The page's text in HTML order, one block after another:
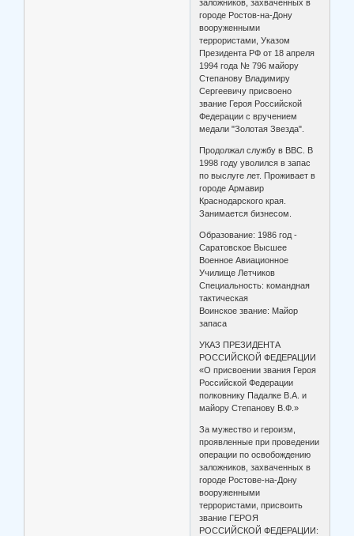
заложников, захваченных в
городе Ростов-на-Дону
вооруженными
террористами, Указом
Президента РФ от 18 апреля
1994 года № 796 майору
Степанову Владимиру
Сергеевичу присвоено
звание Героя Российской
Федерации с вручением
медали "Золотая Звезда".
Продолжал службу в ВВС. В
1998 году уволился в запас
по выслуге лет. Проживает в
городе Армавир
Краснодарского края.
Занимается бизнесом.
Образование: 1986 год -
Саратовское Высшее
Военное Авиационное
Училище Летчиков
Специальность: командная
тактическая
Воинское звание: Майор
запаса
УКАЗ ПРЕЗИДЕНТА
РОССИЙСКОЙ ФЕДЕРАЦИИ
«О присвоении звания Героя
Российской Федерации
полковнику Падалке В.А. и
майору Степанову В.Ф.»
За мужество и героизм,
проявленные при проведении
операции по освобождению
заложников, захваченных в
городе Ростове-на-Дону
вооруженными
террористами, присвоить
звание ГЕРОЯ
РОССИЙСКОЙ ФЕДЕРАЦИИ: